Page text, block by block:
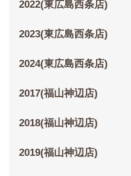
2022(東広島西条店)
2023(東広島西条店)
2024(東広島西条店)
2017(福山神辺店)
2018(福山神辺店)
2019(福山神辺店)